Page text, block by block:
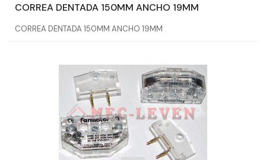
CORREA DENTADA 150MM ANCHO 19MM
CORREA DENTADA 150MM ANCHO 19MM